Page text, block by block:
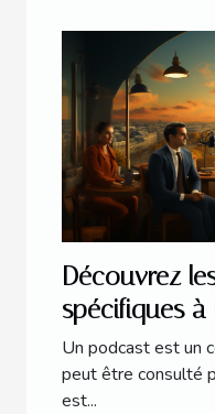
Découvrez
spécifiques à
Un podcast est un
peut être consulté
est...